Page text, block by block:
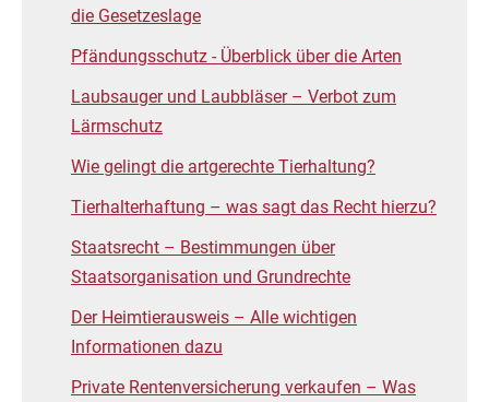
die Gesetzeslage
Pfändungsschutz - Überblick über die Arten
Laubsauger und Laubbläser – Verbot zum
Lärmschutz
Wie gelingt die artgerechte Tierhaltung?
Tierhalterhaftung – was sagt das Recht hierzu?
Staatsrecht – Bestimmungen über
Staatsorganisation und Grundrechte
Der Heimtierausweis – Alle wichtigen
Informationen dazu
Private Rentenversicherung verkaufen – Was